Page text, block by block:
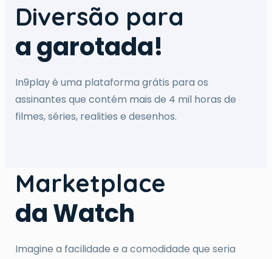
Diversão para
a garotada!
In9play é uma plataforma grátis para os
assinantes que contém mais de 4 mil horas de
filmes, séries, realities e desenhos.
Marketplace
da Watch
Imagine a facilidade e a comodidade que seria